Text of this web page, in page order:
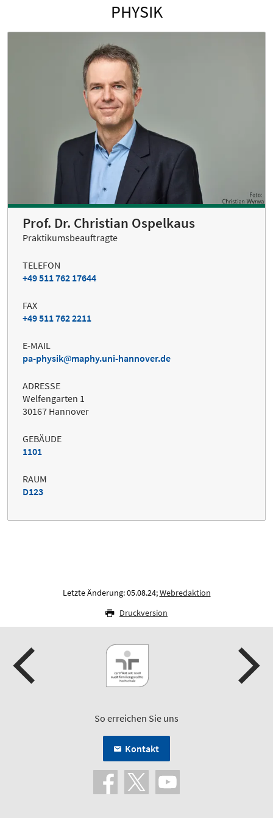
PHYSIK
Prof. Dr. Christian Ospelkaus
Praktikumsbeauftragte
TELEFON
+49 511 762 17644
FAX
+49 511 762 2211
E-MAIL
pa-physik
maphy.uni-hannover.de
ADRESSE
Welfengarten 1
30167 Hannover
GEBÄUDE
1101
RAUM
D123
Letzte Änderung: 05.08.24;Webredaktion
Druckversion
So erreichen Sie uns
Kontakt